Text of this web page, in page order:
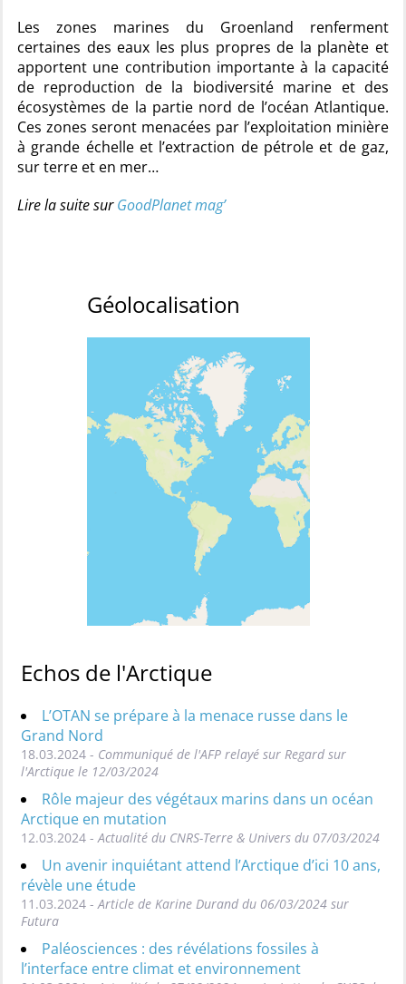
Les zones marines du Groenland renferment
certaines des eaux les plus propres de la planète et
apportent une contribution importante à la capacité
de reproduction de la biodiversité marine et des
écosystèmes de la partie nord de l’océan Atlantique.
Ces zones seront menacées par l’exploitation minière
à grande échelle et l’extraction de pétrole et de gaz,
sur terre et en mer…
Lire la suite surGoodPlanet mag’
Géolocalisation
Echos de l'Arctique
L’OTAN se prépare à la menace russe dans le
Grand Nord
18.03.2024 - Communiqué de l'AFP relayé sur Regard sur
l'Arctique le 12/03/2024
Rôle majeur des végétaux marins dans un océan
Arctique en mutation
12.03.2024 - Actualité du CNRS-Terre & Univers du 07/03/2024
Un avenir inquiétant attend l’Arctique d’ici 10 ans,
révèle une étude
11.03.2024 - Article de Karine Durand du 06/03/2024 sur
Futura
Paléosciences : des révélations fossiles à
l’interface entre climat et environnement